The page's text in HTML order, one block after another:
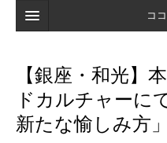
コ
検索
店舗・施設最新情報
【銀座・和光】
ドカルチャーに
新たな愉しみ方